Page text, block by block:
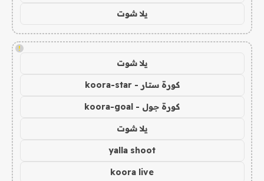
يلا شوت
!
يلا شوت
كورة ستار - koora-star
كورة جول - koora-goal
يلا شوت
yalla shoot
koora live